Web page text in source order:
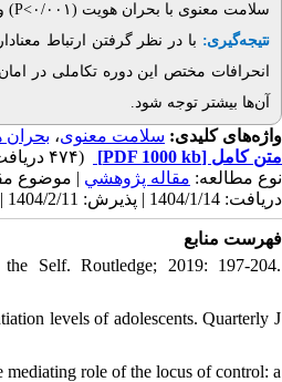
سلامت معنوی با بحران هویت (۰/۰۰۱>
P) و
نتیجه‌گیری: با در نظر گرفتن ارتباط
انحرافات مختص این دوره تکاملی در
آن‌ها بیشتر توجه شود.
واژه‌های کلیدی: سلامت معنوی، بحران
متن کامل [PDF 1000 kb]
(۴۷۴ دریافت)
نوع مطالعه: مقاله پژوهشي | موضوع
دریافت: 1404/1/14 | پذیرش: 1404/2/11 | انتشار: 1404/10/8
فهرست منابع
Self. Routledge; 2019: 197-204.
levels of adolescents. Quarterly J
mediating role of the locus of control: a